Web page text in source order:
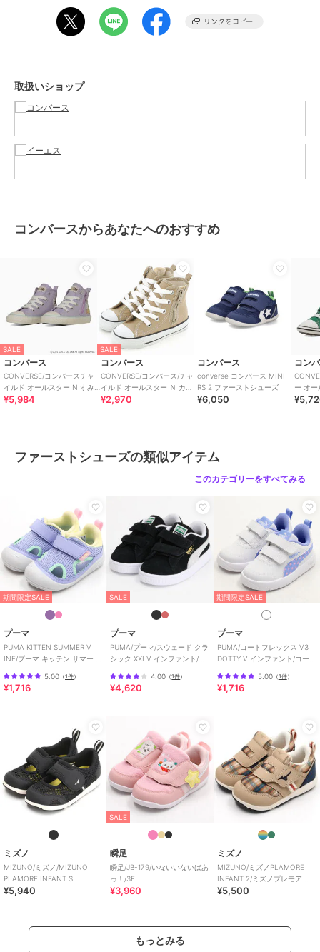
お手入れ －
ライフスタイル
取扱いショップ
コンバースからあなたへのおすすめ
SALE
コンバース
CONVERSE/コンバースチャ
イルド オールスター N すみ
っコぐらし Z HI
¥5,984
SALE
コンバース
CONVERSE/コンバース/チャ
イルド オールスター Ｎ カラ
ーズ Ｚ ＨＩ
¥2,970
コンバース
converse コンバース MINI
RS 2 ファーストシューズ
¥6,050
コン
ー オー
ファーストシューズの類似アイテム
このカテゴリーをすべてみる
期間限定SALE
プーマ
PUMA KITTEN SUMMER V
INF/プーマ キッテン サマー V
5.00 （1件）
¥1,716
SALE
プーマ
PUMA/プーマ/スウェード クラ
シック XXI V インファント/ベ
4.00 （1件）
¥4,620
期間限定SALE
プーマ
PUMA/コートフレックス V3
DOTTY V インファント/コート
5.00（1件）
¥1,716
ミズノ
MIZUNO/ミズノ/MIZUNO
PLAMORE INFANT S
¥5,940
SALE
瞬足
瞬足/JB-179/いないいないばあ
っ！/3E
¥3,960
ミズノ
MIZUNO/ミズノPLAMORE
INFANT 2/ミズノプレモア イ
ンファント2
¥5,500
もっとみる